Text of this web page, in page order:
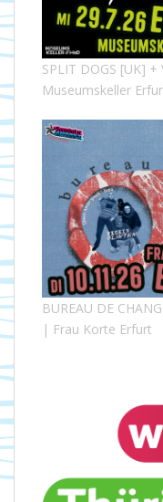
SPLIT DOGS [UK]
Museumskeller
BUREAU DE
| Frau Korte Erfurt